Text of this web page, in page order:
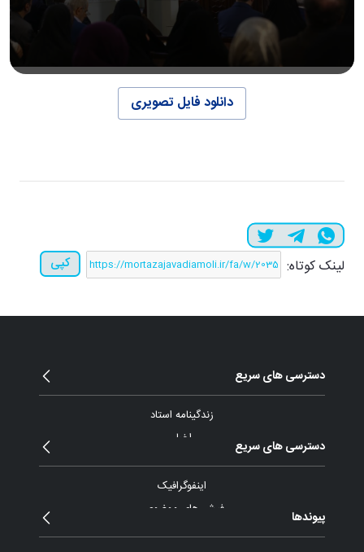
دانلود فایل تصویری
لینک کوتاه: کپی
دسترسی های سریع
زندگینامه استاد
اخبار
بیانات
پیام ها و نامه ها
دسترسی های سریع
اینفوگرافیک
فیش های موضوعی
پیوندها